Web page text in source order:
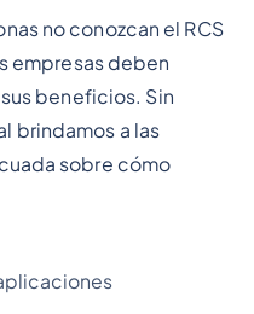
no conozcan el RCS
empresas deben
beneficios. Sin
brindamos a las
sobre cómo